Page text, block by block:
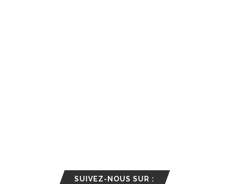
SUIVEZ-NOUS SUR :